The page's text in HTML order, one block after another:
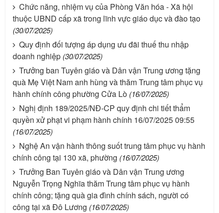
Chức năng, nhiệm vụ của Phòng Văn hóa - Xã hội
thuộc UBND cấp xã trong lĩnh vực giáo dục và đào tạo
(30/07/2025)
Quy định đối tượng áp dụng ưu đãi thuế thu nhập
doanh nghiệp (30/07/2025)
Trưởng ban Tuyên giáo và Dân vận Trung ương tặng
quà Mẹ Việt Nam anh hùng và thăm Trung tâm phục vụ
hành chính công phường Cửa Lò (16/07/2025)
Nghị định 189/2025/NĐ-CP quy định chi tiết thẩm
quyền xử phạt vi phạm hành chính 16/07/2025 09:55
(16/07/2025)
Nghệ An vận hành thông suốt trung tâm phục vụ hành
chính công tại 130 xã, phường (16/07/2025)
Trưởng Ban Tuyên giáo và Dân vận Trung ương
Nguyễn Trọng Nghĩa thăm Trung tâm phục vụ hành
chính công; tặng quà gia đình chính sách, người có
công tại xã Đô Lương (16/07/2025)